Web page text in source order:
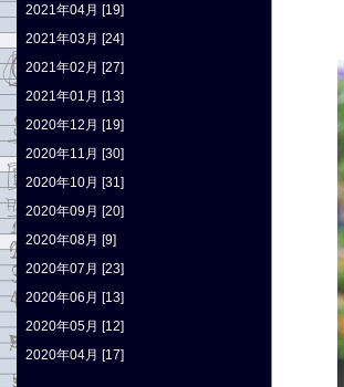
2021年04月 [19]
2021年03月 [24]
2021年02月 [27]
2021年01月 [13]
2020年12月 [19]
2020年11月 [30]
2020年10月 [31]
2020年09月 [20]
2020年08月 [9]
2020年07月 [23]
2020年06月 [13]
2020年05月 [12]
2020年04月 [17]